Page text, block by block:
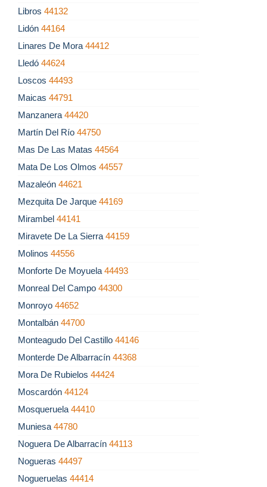
Libros 44132
Lidón 44164
Linares De Mora 44412
Lledó 44624
Loscos 44493
Maicas 44791
Manzanera 44420
Martín Del Río 44750
Mas De Las Matas 44564
Mata De Los Olmos 44557
Mazaleón 44621
Mezquita De Jarque 44169
Mirambel 44141
Miravete De La Sierra 44159
Molinos 44556
Monforte De Moyuela 44493
Monreal Del Campo 44300
Monroyo 44652
Montalbán 44700
Monteagudo Del Castillo 44146
Monterde De Albarracín 44368
Mora De Rubielos 44424
Moscardón 44124
Mosqueruela 44410
Muniesa 44780
Noguera De Albarracín 44113
Nogueras 44497
Nogueruelas 44414